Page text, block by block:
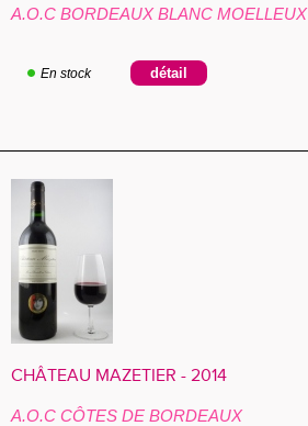
A.O.C BORDEAUX BLANC MOELLEUX
En stock
CHÂTEAU MAZETIER - 2014
A.O.C CÔTES DE BORDEAUX